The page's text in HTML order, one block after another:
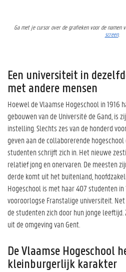
Ga met je cursor over de grafieken voor de namen
screen.
Een universiteit in
met andere mensen
Hoewel de Vlaamse Hogeschool in 1916
gebouwen van de Université de Gand, is
instelling. Slechts zes van de honderd
geven aan de collaborerende hogeschool
studenten schrijft zich in. Het nieuwe
relatief jong en onervaren. De meesten
derde komt uit het buitenland,
Hogeschool is met haar 407 studenten in
vooroorlogse Franstalige universiteit.
de studenten zich door hun jonge
uit de omgeving van Gent.
De Vlaamse Hogeschool
kleinburgerlijk karakter